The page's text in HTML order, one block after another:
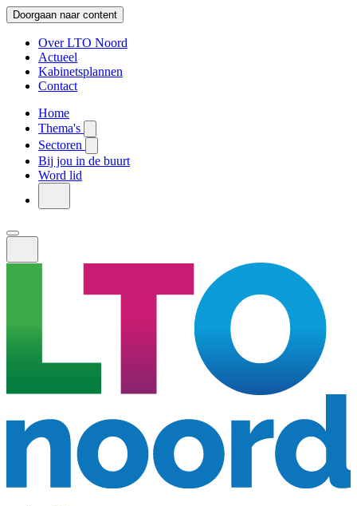
Doorgaan naar content
Over LTO Noord
Actueel
Kabinetsplannen
Contact
Home
Thema's
Sectoren
Bij jou in de buurt
Word lid